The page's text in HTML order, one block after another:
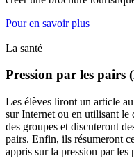
Pour en savoir plus
La santé
Pression par les pairs
Les élèves liront un article
sur Internet ou en utilisant
des groupes et discuteront
pairs. Enfin, ils résumeront
appris sur la pression par les